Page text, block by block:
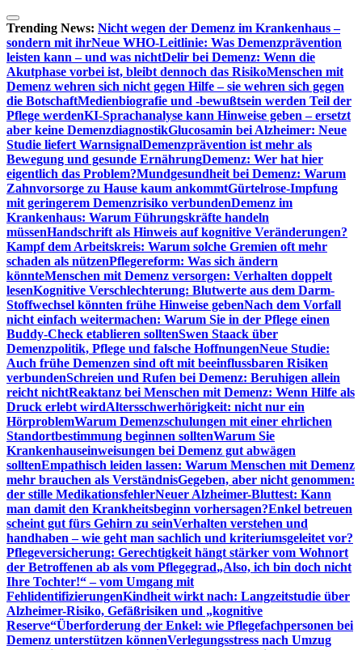
Zum
Inhalt
springen
Trending News: Nicht wegen der Demenz im Krankenhaus –
sondern mit ihrNeue WHO-Leitlinie: Was Demenzprävention
leisten kann – und was nichtDelir bei Demenz: Wenn die
Akutphase vorbei ist, bleibt dennoch das RisikoMenschen mit
Demenz wehren sich nicht gegen Hilfe – sie wehren sich gegen
die BotschaftMedienbiografie und -bewußtsein werden Teil der
Pflege werdenKI-Sprachanalyse kann Hinweise geben – ersetzt
aber keine DemenzdiagnostikGlucosamin bei Alzheimer: Neue
Studie liefert WarnsignalDemenzprävention ist mehr als
Bewegung und gesunde ErnährungDemenz: Wer hat hier
eigentlich das Problem?Mundgesundheit bei Demenz: Warum
Zahnvorsorge zu Hause kaum ankommtGürtelrose-Impfung
mit geringerem Demenzrisiko verbundenDemenz im
Krankenhaus: Warum Führungskräfte handeln
müssenHandschrift als Hinweis auf kognitive Veränderungen?
Kampf dem Arbeitskreis: Warum solche Gremien oft mehr
schaden als nützenPflegereform: Was sich ändern
könnteMenschen mit Demenz versorgen: Verhalten doppelt
lesenKognitive Verschlechterung: Blutwerte aus dem Darm-
Stoffwechsel könnten frühe Hinweise gebenNach dem Vorfall
nicht einfach weitermachen: Warum Sie in der Pflege einen
Buddy-Check etablieren solltenSwen Staack über
Demenzpolitik, Pflege und falsche HoffnungenNeue Studie:
Auch frühe Demenzen sind oft mit beeinflussbaren Risiken
verbundenSchreien und Rufen bei Demenz: Beruhigen allein
reicht nichtReaktanz bei Menschen mit Demenz: Wenn Hilfe als
Druck erlebt wirdAltersschwerhörigkeit: nicht nur ein
HörproblemWarum Demenzschulungen mit einer ehrlichen
Standortbestimmung beginnen solltenWarum Sie
Krankenhauseinweisungen bei Demenz gut abwägen
solltenEmpathisch leiden lassen: Warum Menschen mit Demenz
mehr brauchen als VerständnisGegeben, aber nicht genommen:
der stille MedikationsfehlerNeuer Alzheimer-Bluttest: Kann
man damit den Krankheitsbeginn vorhersagen?Enkel betreuen
scheint gut fürs Gehirn zu seinVerhalten verstehen und
handhaben – wie geht man sachlich und kriteriumsgeleitet vor?
Pflegeversicherung: Gerechtigkeit hängt stärker vom Wohnort
der Betroffenen ab als vom Pflegegrad„Also, ich bin doch nicht
Ihre Tochter!“ – vom Umgang mit
FehlidentifizierungenKindheit wirkt nach: Langzeitstudie über
Alzheimer-Risiko, Gefäßrisiken und „kognitive
Reserve“Überforderung der Enkel: wie Pflegefachpersonen bei
Demenz unterstützen könnenVerlegungsstress nach Umzug